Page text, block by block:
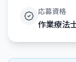
応募資格
作業療法